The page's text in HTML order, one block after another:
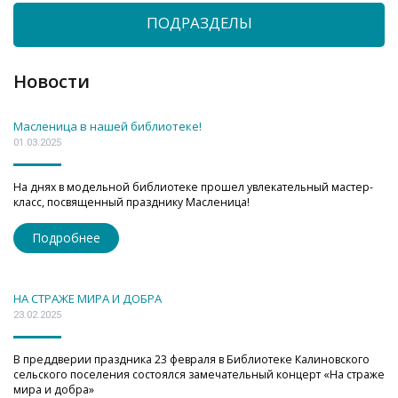
ПОДРАЗДЕЛЫ
Новости
Масленица в нашей библиотеке!
01.03.2025
На днях в модельной библиотеке прошел увлекательный мастер-
класс, посвященный празднику Масленица!
Подробнее
НА СТРАЖЕ МИРА И ДОБРА
23.02.2025
В преддверии праздника 23 февраля в Библиотеке Калиновского
сельского поселения состоялся замечательный концерт «На страже
мира и добра»